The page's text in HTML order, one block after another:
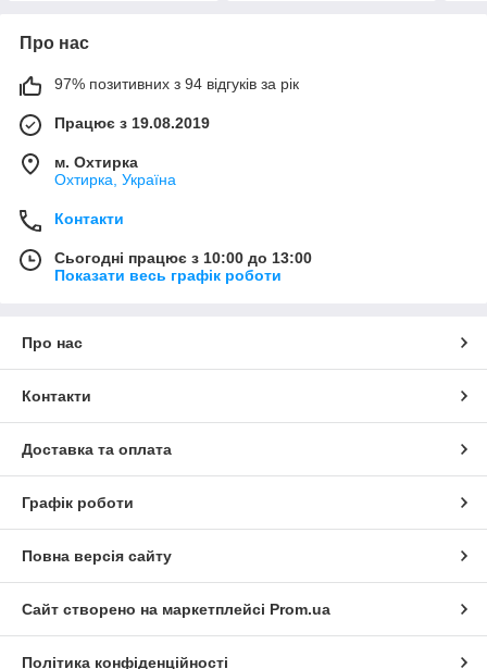
Про нас
97% позитивних з 94 відгуків за рік
Працює з 19.08.2019
м. Охтирка
Охтирка, Україна
Контакти
Сьогодні працює з 10:00 до 13:00
Показати весь графік роботи
Про нас
Контакти
Доставка та оплата
Графік роботи
Повна версія сайту
Сайт створено на маркетплейсі Prom.ua
Політика конфіденційності